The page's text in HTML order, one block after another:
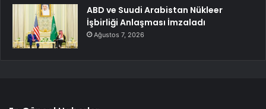
ABD ve Suudi Arabistan Nükleer
İşbirliği Anlaşması İmzaladı
Ağustos 7, 2026